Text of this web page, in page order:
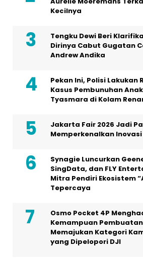
Kecilnya
Tengku Dewi Beri
Dirinya Cabut Gugatan
Andrew Andika
Pekan Ini, Polisi Lakukan
Kasus Pembunuhan
Tyasmara di Kolam
Jakarta Fair 2026 Jadi
Memperkenalkan Inovasi
Synagie Luncurkan
SingData, dan FLY
Mitra Pendiri Ekosistem
Tepercaya
Osmo Pocket 4P
Kemampuan
Memajukan Kategori
yang Dipelopori DJI